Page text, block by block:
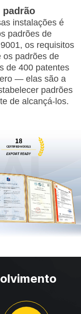
instalações é
padrões de
os requisitos
os padrões de
de 400 patentes
— elas são a
padrões
de alcançá-los.